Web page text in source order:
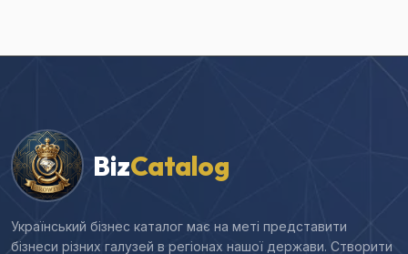
BizCatalog
Український бізнес каталог має на меті представити
бізнеси різних галузей в регіонах нашої держави. Створити